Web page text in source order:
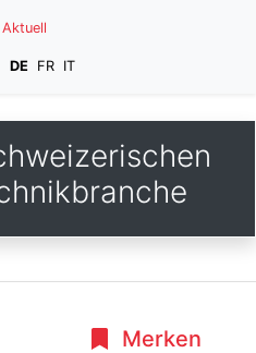
Aktuell
DE FR IT
Merken